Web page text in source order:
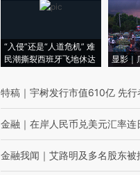
“入侵”还是“人道危机” 难
民潮撕裂西班牙飞地休达
显影｜
特稿 ｜ 宇树发行市值610亿 先
金融 ｜ 在岸人民币兑美元汇率
金融我闻 ｜ 艾路明及多名股东被